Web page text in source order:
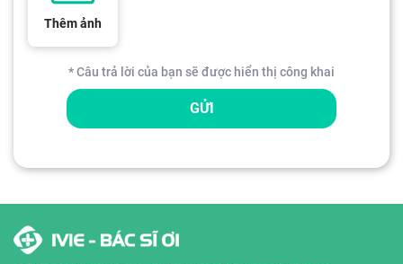
Thêm ảnh
* Câu trả lời của bạn sẽ được hiển thị công khai
GỬI